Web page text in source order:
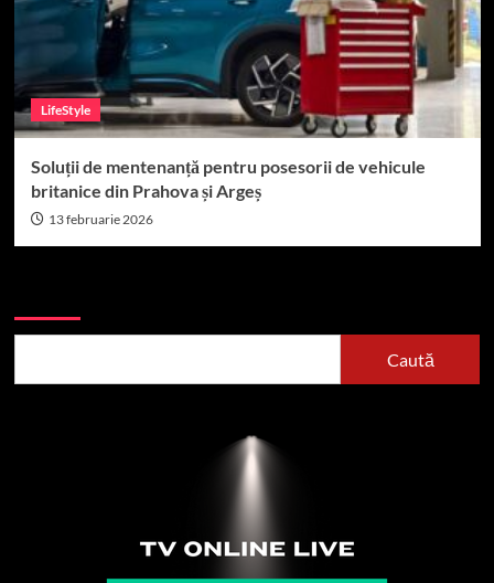
LifeStyle
Soluții de mentenanță pentru posesorii de vehicule
britanice din Prahova și Argeș
13 februarie 2026
Caută